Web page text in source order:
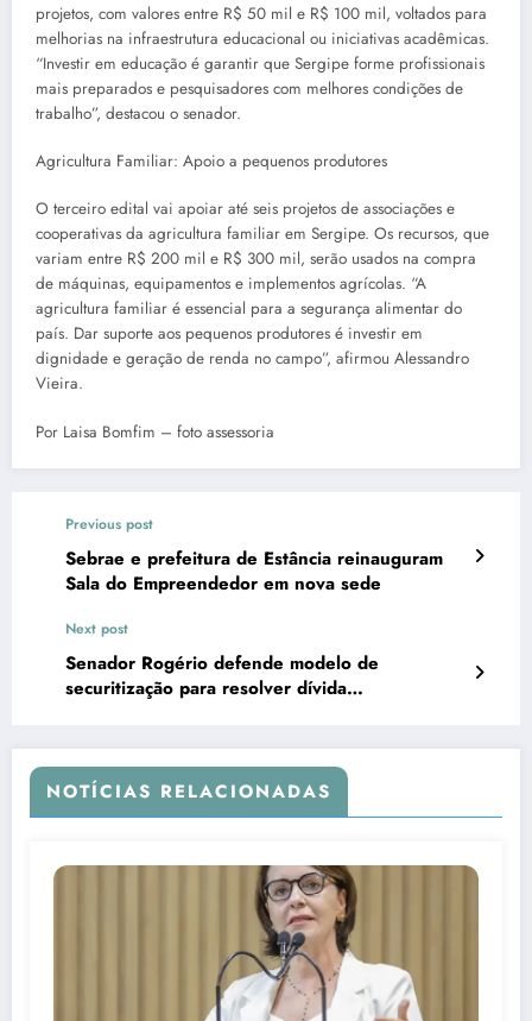
projetos, com valores entre R$ 50 mil e R$ 100 mil, voltados para
melhorias na infraestrutura educacional ou iniciativas acadêmicas.
“Investir em educação é garantir que Sergipe forme profissionais
mais preparados e pesquisadores com melhores condições de
trabalho”, destacou o senador.
Agricultura Familiar: Apoio a pequenos produtores
O terceiro edital vai apoiar até seis projetos de associações e
cooperativas da agricultura familiar em Sergipe. Os recursos, que
variam entre R$ 200 mil e R$ 300 mil, serão usados na compra
de máquinas, equipamentos e implementos agrícolas. “A
agricultura familiar é essencial para a segurança alimentar do
país. Dar suporte aos pequenos produtores é investir em
dignidade e geração de renda no campo”, afirmou Alessandro
Vieira.
Por Laisa Bomfim – foto assessoria
Previous post
Sebrae e prefeitura de Estância reinauguram
Sala do Empreendedor em nova sede
Next post
Senador Rogério defende modelo de
securitização para resolver dívida
NOTÍCIAS RELACIONADAS